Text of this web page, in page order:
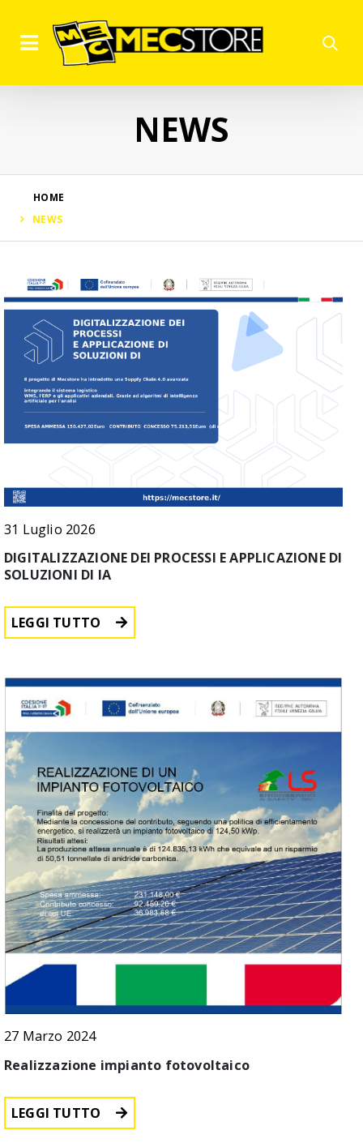
NEWS
HOME
NEWS
31 Luglio 2026
DIGITALIZZAZIONE DEI PROCESSI E APPLICAZIONE DI
SOLUZIONI DI IA
LEGGI TUTTO
27 Marzo 2024
Realizzazione impianto fotovoltaico
LEGGI TUTTO